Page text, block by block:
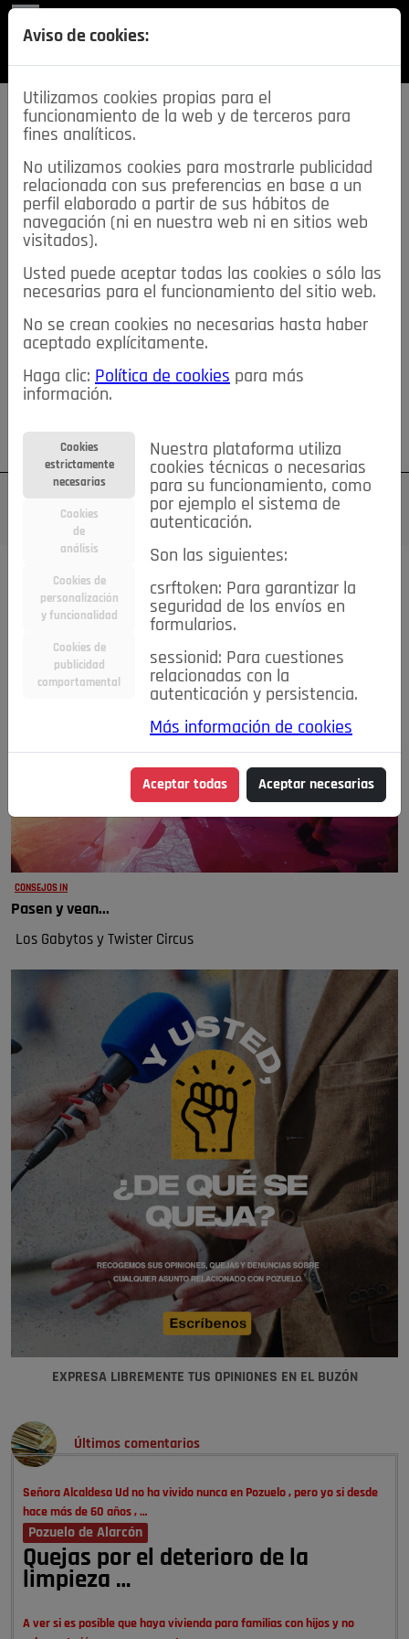
SECCIONES
descarga esta
REVISTA
≡NOTICIAS
NOTICIAS SERVICIOS DE INTERÉS
TABLÓN DE ANUNCIOS MIS ANUNCIOS CONTACTO
NOSOTROS
Su cuenta Regístrese ¿Olvidó su contraseña?
CONSEJOS IN
Pasen y vean...
Los Gabytos y Twister Circus
EXPRESA LIBREMENTE TUS OPINIONES EN EL BUZÓN
Últimos comentarios
Señora Alcaldesa Ud no ha vivido nunca en Pozuelo , pero yo si desde
hace más de 60 años , …
Pozuelo de Alarcón
Quejas por el deterioro de la
limpieza …
A ver si es posible que haya vivienda para familias con hijos y no
Aviso de cookies:
Utilizamos cookies propias para el
funcionamiento de la web y de terceros para
fines analíticos.
No utilizamos cookies para mostrarle publicidad
relacionada con sus preferencias en base a un
perfil elaborado a partir de sus hábitos de
navegación (ni en nuestra web ni en sitios web
visitados).
Usted puede aceptar todas las cookies o sólo las
necesarias para el funcionamiento del sitio web.
No se crean cookies no necesarias hasta haber
aceptado explícitamente.
Haga clic: Política de cookies para más
información.
Cookies
estrictamente
necesarias
Cookies
de
análisis
Cookies de
personalización
y funcionalidad
Cookies de
publicidad
comportamental
Nuestra plataforma utiliza
cookies técnicas o necesarias
para su funcionamiento, como
por ejemplo el sistema de
autenticación.
Son las siguientes:
csrftoken: Para garantizar la
seguridad de los envíos en
formularios.
sessionid: Para cuestiones
relacionadas con la
autenticación y persistencia.
Más información de cookies
Aceptar todas Aceptar necesarias